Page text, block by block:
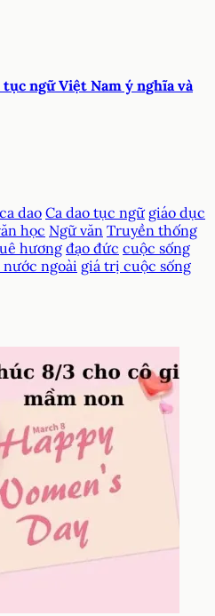
ngữ Việt Nam ý nghĩa và
ca dao Ca dao tục ngữ giáo dục
học Ngữ văn Truyền thống
hương đạo đức cuộc sống
ngoài giá trị cuộc sống